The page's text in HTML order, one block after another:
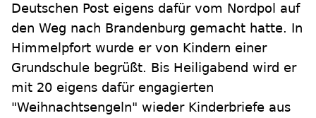
Deutschen Post eigens dafür vom Nordpol auf
den Weg nach Brandenburg gemacht hatte. In
Himmelpfort wurde er von Kindern einer
Grundschule begrüßt. Bis Heiligabend wird er
mit 20 eigens dafür engagierten
"Weihnachtsengeln" wieder Kinderbriefe aus